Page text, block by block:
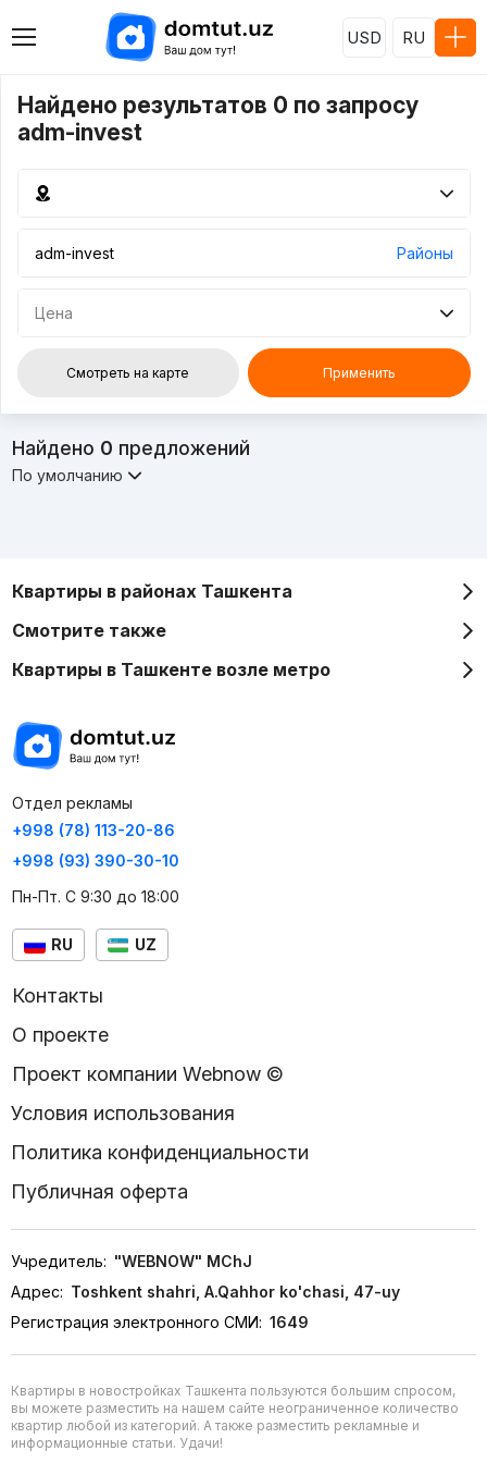
USD RU
Найдено результатов 0 по запросу
adm-invest
Районы
Цена
Смотреть на карте Применить
Найдено 0 предложений
По умолчанию
Квартиры в районах Ташкента
Смотрите также
Квартиры в Ташкенте возле метро
Отдел рекламы
+998 (78) 113-20-86
+998 (93) 390-30-10
Пн-Пт. С 9:30 до 18:00
RU UZ
Контакты
О проекте
Проект компании Webnow ©
Условия использования
Политика конфиденциальности
Публичная оферта
Учредитель: "WEBNOW" MChJ
Адрес: Toshkent shahri, A.Qahhor ko'chasi, 47-uy
Регистрация электронного СМИ: 1649
Квартиры в новостройках Ташкента пользуются большим спросом,
вы можете разместить на нашем сайте неограниченное количество
квартир любой из категорий. А также разместить рекламные и
информационные статьи. Удачи!